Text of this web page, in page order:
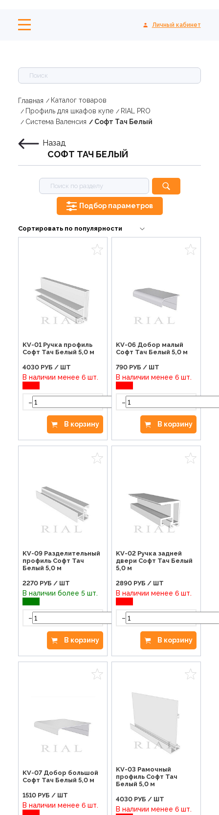
Личный кабинет
Главная
Каталог товаров
Профиль для шкафов купе
RIAL PRO
Система Валенсия
Софт Тач Белый
Назад
СОФТ ТАЧ БЕЛЫЙ
Подбор параметров
KV-01 Ручка профиль
Софт Тач Белый 5,0 м
4030 РУБ / ШТ
В наличии менее 6 шт.
-
В корзину
KV-06 Добор малый
Софт Тач Белый 5,0 м
790 РУБ / ШТ
В наличии менее 6 шт.
-
В корзину
KV-09 Разделительный
профиль Софт Тач
Белый 5,0 м
2270 РУБ / ШТ
В наличии более 5 шт.
-
В корзину
KV-02 Ручка задней
двери Софт Тач Белый
5,0 м
2890 РУБ / ШТ
В наличии менее 6 шт.
-
В корзину
KV-07 Добор большой
Софт Тач Белый 5,0 м
1510 РУБ / ШТ
В наличии менее 6 шт.
KV-03 Рамочный
профиль Софт Тач
Белый 5,0 м
4030 РУБ / ШТ
В наличии менее 6 шт.